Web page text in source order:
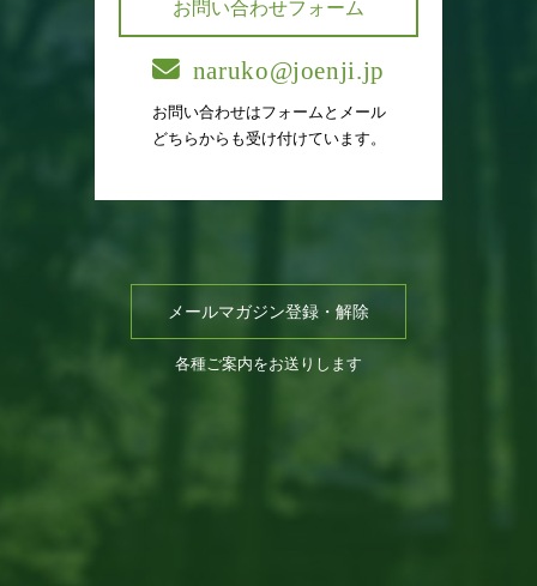
お問い合わせフォーム
naruko@joenji.jp
お問い合わせはフォームとメール
どちらからも受け付けています。
メールマガジン登録・解除
各種ご案内をお送りします